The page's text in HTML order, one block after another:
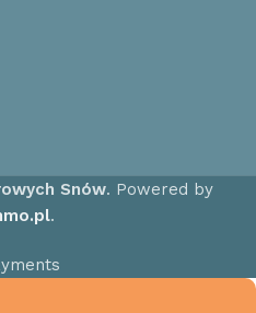
Snów. Powered by
.